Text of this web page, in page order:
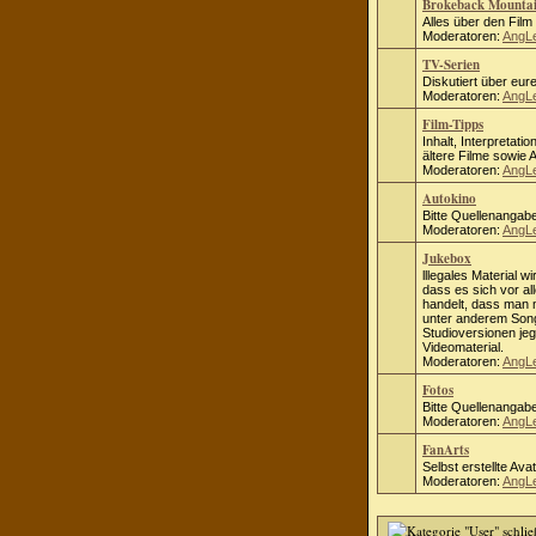
Brokeback
Alles über den Film
Moderatoren:
TV-Serien
Diskutiert über
Moderatoren:
Film-Tipps
Inhalt,
ältere Filme sowie
Moderatoren:
Autokino
Bitte
Moderatoren:
Jukebox
lllegales Material
dass es sich vor
handelt, dass man
unter anderem
Studioversionen
Videomaterial.
Moderatoren:
Fotos
Bitte
Moderatoren:
FanArts
Selbst erstellte
Moderatoren: